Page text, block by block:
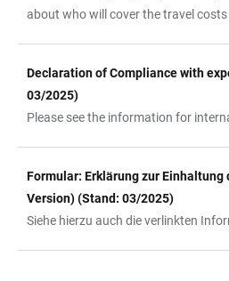
about who will cover the travel
Declaration of Compliance with
03/2025)
Please see the information for
Formular: Erklärung zur
Version) (Stand: 03/2025)
Siehe hierzu auch die verlinkten